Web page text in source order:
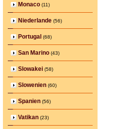
Monaco (11)
Niederlande (56)
Portugal (68)
San Marino (43)
Slowakei (58)
Slowenien (60)
Spanien (56)
Vatikan (23)